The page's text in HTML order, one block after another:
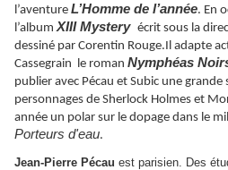
l’aventure L’Homme de l’année. En
l’albumXIII Mystery écrit sous la
dessiné par Corentin Rouge.Il adapte
Cassegrain le roman Nymphéas
publier avec Pécau et Subic une
personnages de Sherlock Holmes et
année un polar sur le dopage dans le
Porteurs d'eau.
Jean-Pierre Pécau est parisien. Des